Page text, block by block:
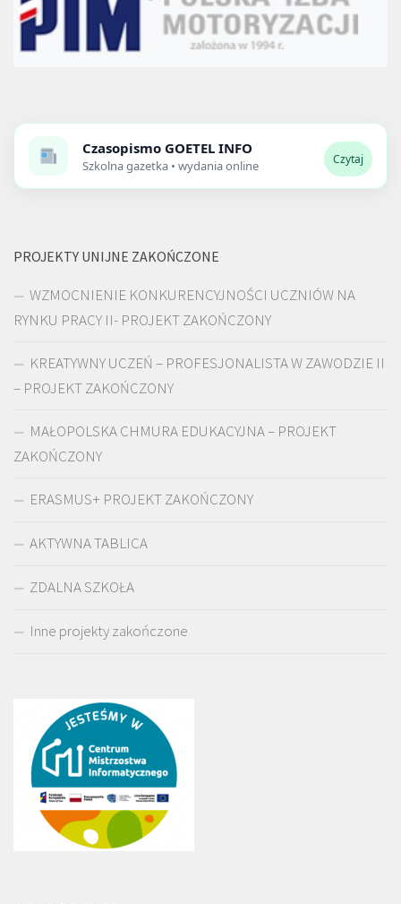
Czasopismo GOETEL INFO
Szkolna gazetka • wydania online Czytaj
PROJEKTY UNIJNE ZAKOŃCZONE
WZMOCNIENIE KONKURENCYJNOŚCI UCZNIÓW NA
RYNKU PRACY II- PROJEKT ZAKOŃCZONY
KREATYWNY UCZEŃ – PROFESJONALISTA W ZAWODZIE II
– PROJEKT ZAKOŃCZONY
MAŁOPOLSKA CHMURA EDUKACYJNA – PROJEKT
ZAKOŃCZONY
ERASMUS+ PROJEKT ZAKOŃCZONY
AKTYWNA TABLICA
ZDALNA SZKOŁA
Inne projekty zakończone